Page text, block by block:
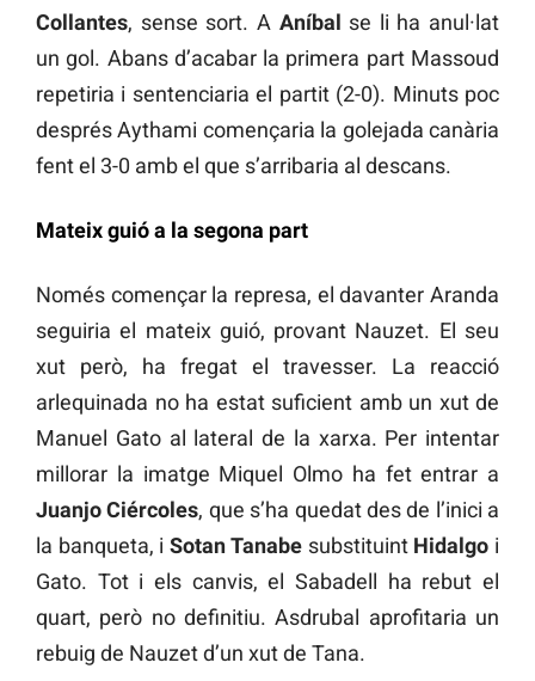
Collantes, sense sort. A Aníbal se li ha anul·lat
un gol. Abans d’acabar la primera part Massoud
repetiria i sentenciaria el partit (2-0). Minuts poc
després Aythami començaria la golejada canària
fent el 3-0 amb el que s’arribaria al descans.
Mateix guió a la segona part
Només començar la represa, el davanter Aranda
seguiria el mateix guió, provant Nauzet. El seu
xut però, ha fregat el travesser. La reacció
arlequinada no ha estat suficient amb un xut de
Manuel Gato al lateral de la xarxa. Per intentar
millorar la imatge Miquel Olmo ha fet entrar a
Juanjo Ciércoles, que s’ha quedat des de l’inici a
la banqueta, iSotan Tanabesubstituint Hidalgo i
Gato. Tot i els canvis, el Sabadell ha rebut el
quart, però no definitiu. Asdrubal aprofitaria un
rebuig de Nauzet d’un xut de Tana.